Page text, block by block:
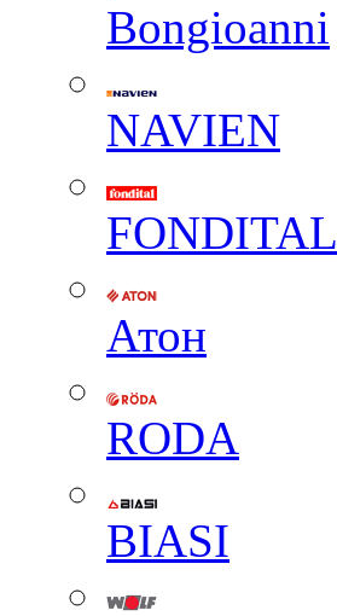
Вongioanni
NAVIEN
FONDITAL
Атон
RODA
BIASI